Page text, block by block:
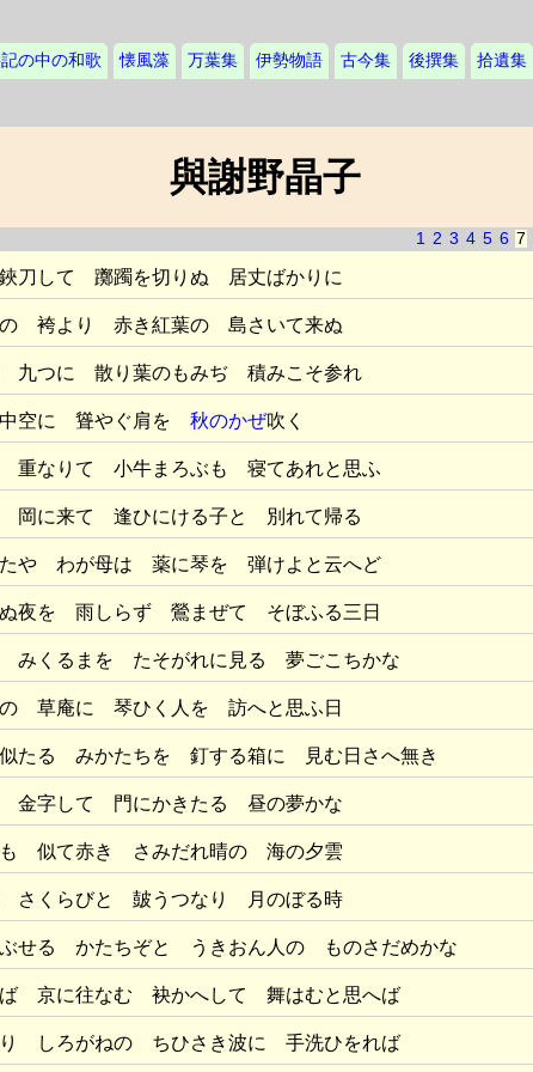
の中の和歌 懐風藻 万葉集 伊勢物語 古今集 後撰集 拾遺集
與謝野晶子
1 2 3 4 5 6 7
刀して 躑躅を切りぬ 居丈ばかりに
袴より 赤き紅葉の 島さいて来ぬ
九つに 散り葉のもみぢ 積みこそ参れ
空に 聳やぐ肩を 秋のかぜ吹く
重なりて 小牛まろぶも 寝てあれと思ふ
岡に来て 逢ひにける子と 別れて帰る
や わが母は 薬に琴を 弾けよと云へど
夜を 雨しらず 鶯まぜて そぼふる三日
みくるまを たそがれに見る 夢ごこちかな
草庵に 琴ひく人を 訪へと思ふ日
たる みかたちを 釘する箱に 見む日さへ無き
金字して 門にかきたる 昼の夢かな
似て赤き さみだれ晴の 海の夕雲
さくらびと 皷うつなり 月のぼる時
せる かたちぞと うきおん人の ものさだめかな
京に往なむ 袂かへして 舞はむと思へば
しろがねの ちひさき波に 手洗ひをれば